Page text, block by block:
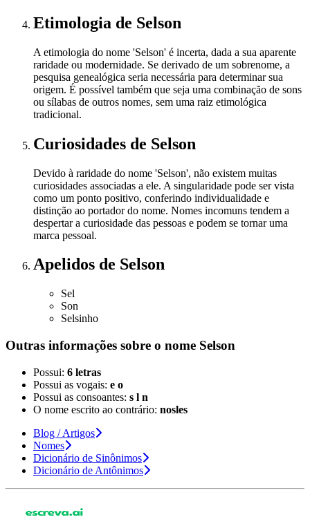
Etimologia de Selson
A etimologia do nome 'Selson' é incerta, dada a sua aparente
raridade ou modernidade. Se derivado de um sobrenome, a
pesquisa genealógica seria necessária para determinar sua
origem. É possível também que seja uma combinação de sons
ou sílabas de outros nomes, sem uma raiz etimológica
tradicional.
Curiosidades de Selson
Devido à raridade do nome 'Selson', não existem muitas
curiosidades associadas a ele. A singularidade pode ser vista
como um ponto positivo, conferindo individualidade e
distinção ao portador do nome. Nomes incomuns tendem a
despertar a curiosidade das pessoas e podem se tornar uma
marca pessoal.
Apelidos de Selson
Sel
Son
Selsinho
Outras informações sobre o nome Selson
Possui: 6 letras
Possui as vogais: e o
Possui as consoantes: s l n
O nome escrito ao contrário: nosles
Blog / Artigos
Nomes
Dicionário de Sinônimos
Dicionário de Antônimos